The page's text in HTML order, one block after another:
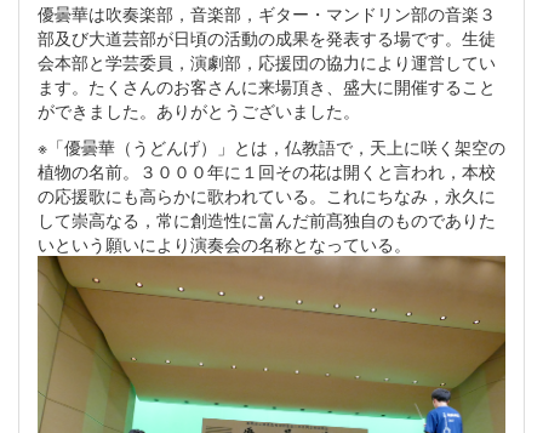
優曇華は吹奏楽部，音楽部，ギター・マンドリン部の音楽３
部及び大道芸部が日頃の活動の成果を発表する場です。生徒
会本部と学芸委員，演劇部，応援団の協力により運営してい
ます。たくさんのお客さんに来場頂き、盛大に開催すること
ができました。ありがとうございました。
※「優曇華（うどんげ）」とは，仏教語で，天上に咲く架空の
植物の名前。３０００年に１回その花は開くと言われ，本校
の応援歌にも高らかに歌われている。これにちなみ，永久に
して崇高なる，常に創造性に富んだ前髙独自のものでありた
いという願いにより演奏会の名称となっている。